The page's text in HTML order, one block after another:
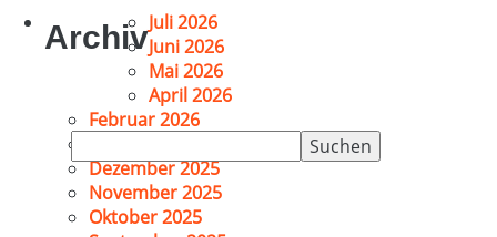
Suchen
nach:
ArchivJuli 2026
Juni 2026
Mai 2026
April 2026
Februar 2026
Dezember 2025
November 2025
Oktober 2025